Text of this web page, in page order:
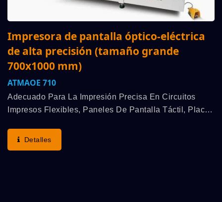
Impresora de pantalla óptico-eléctrica
de alta precisión (tamaño grande
700x1000 mm)
ATMAOE 710
Adecuado Para La Impresión Precisa En Circuitos
Impresos Flexibles, Paneles De Pantalla Táctil, Placa
En Sangre, Panel EL, Etc. El Diseño De La Mesa...
Detalles